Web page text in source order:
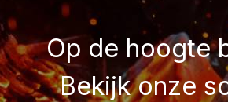
Op de hoogte
Bekijk onze